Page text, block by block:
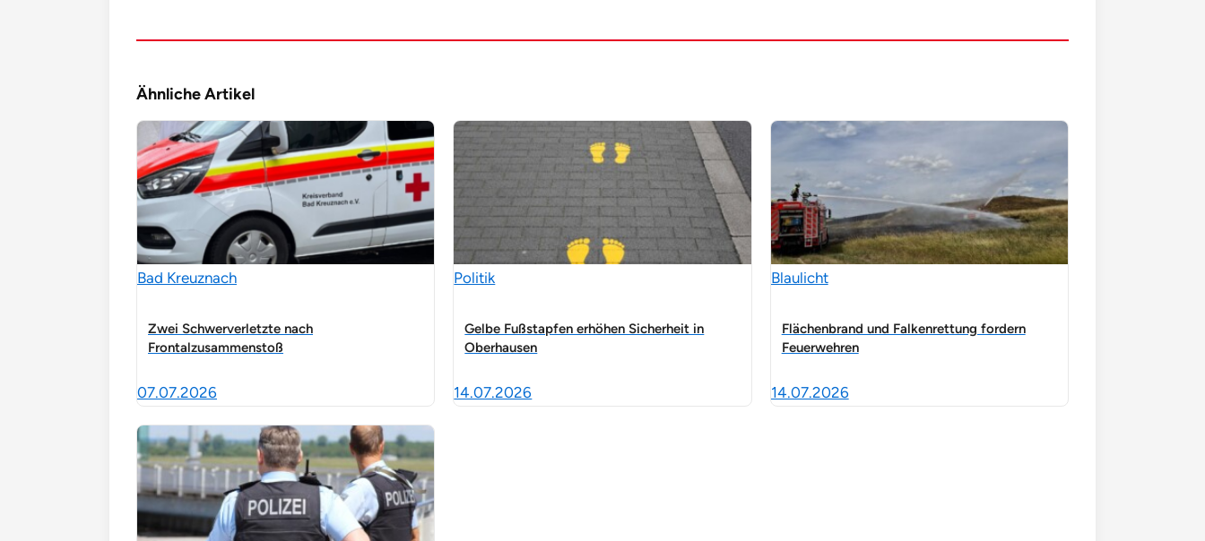
Ähnliche Artikel
Bad Kreuznach
Zwei Schwerverletzte nach
Frontalzusammenstoß
07.07.2026
Politik
Gelbe Fußstapfen erhöhen Sicherheit in
Oberhausen
14.07.2026
Blaulicht
Flächenbrand und Falkenrettung fordern
Feuerwehren
14.07.2026